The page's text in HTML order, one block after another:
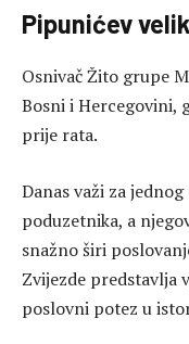
Pipunićev
Osnivač Žito grupe
Bosni i Hercegovini,
prije rata.
Danas važi za
poduzetnika, a
snažno širi
Zvijezde predstavlja
poslovni potez u